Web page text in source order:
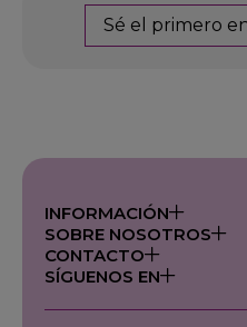
Sé el primero
INFORMACIÓN
SOBRE NOSOTROS
CONTACTO
SÍGUENOS EN